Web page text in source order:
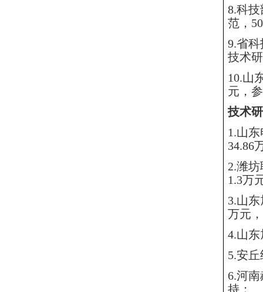
8.科
范，
9.省
技术
10.山
元，
技术
1.山
34.86
2.潍坊
1.3万
3.山
万元
4.山
5.安
6.河
持；